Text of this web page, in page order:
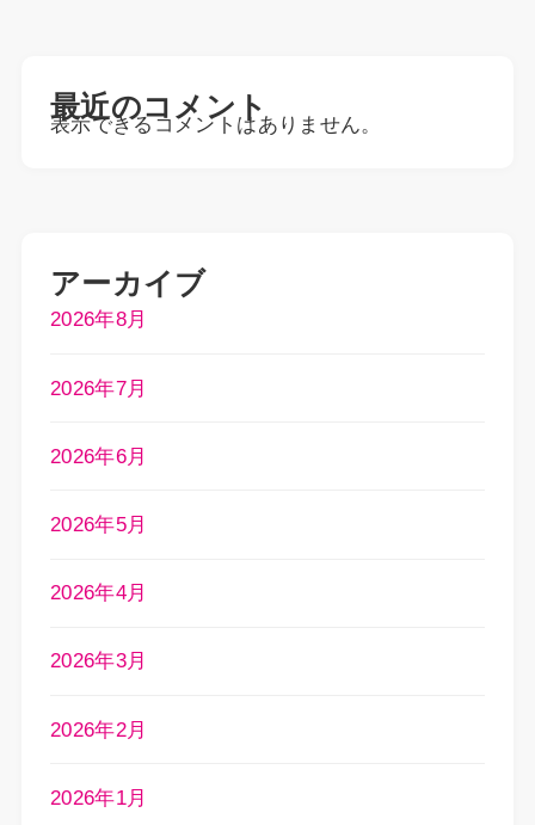
最近のコメント
表示できるコメントはありません。
アーカイブ
2026年8月
2026年7月
2026年6月
2026年5月
2026年4月
2026年3月
2026年2月
2026年1月